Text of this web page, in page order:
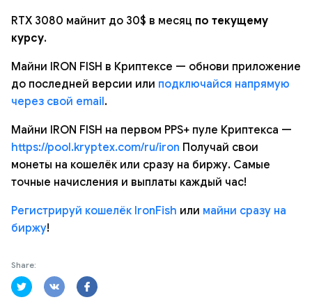
RTX 3080 майнит до 30$ в месяц по текущему
курсу.
Майни IRON FISH в Криптексе — обнови приложение
до последней версии или подключайся напрямую
через свой email.
Майни IRON FISH на первом PPS+ пуле Криптекса —
https://pool.kryptex.com/ru/iron Получай свои
монеты на кошелёк или сразу на биржу. Самые
точные начисления и выплаты каждый час!
Регистрируй кошелёк IronFish или майни сразу на
биржу!
Share: